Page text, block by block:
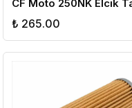
₺ 265.00